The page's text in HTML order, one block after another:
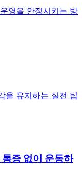
영을 안정시키는 방
을 유지하는 실전 팁
증 없이 운동하